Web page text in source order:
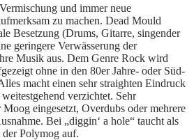
und immer neue
zu machen. Dead Mould
Besetzung (Drums, Gitarre, singender
geringere Verwässerung der
Musik aus. Dem Genre Rock wird
ohne in den 80er Jahre- oder Süd-
macht einen sehr straighten Eindruck
verzichtet. Sehr
eingesetzt, Overdubs oder mehrere
Bei „diggin‘ a hole“ taucht als
der Polymog auf.